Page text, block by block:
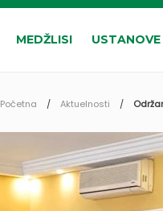
MEDŽLISI USTANOVE
Početna Aktuelnosti